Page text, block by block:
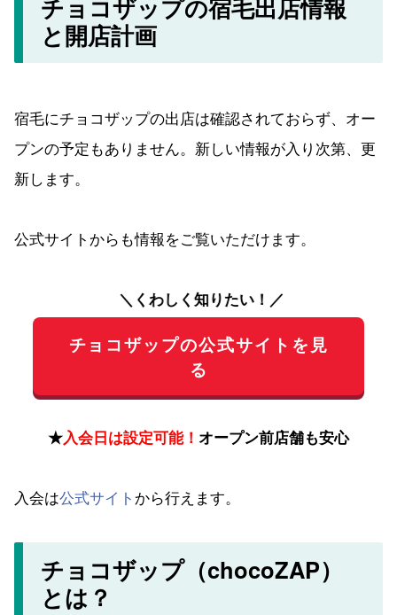
チョコザップの宿毛出店情報
と開店計画
宿毛にチョコザップの出店は確認されておらず、オー
プンの予定もありません。新しい情報が入り次第、更
新します。
公式サイトからも情報をご覧いただけます。
＼くわしく知りたい！／
チョコザップの公式サイトを見
る
★入会日は設定可能！ オープン前店舗も安心
入会は公式サイト から行えます。
チョコザップ（chocoZAP）
とは？